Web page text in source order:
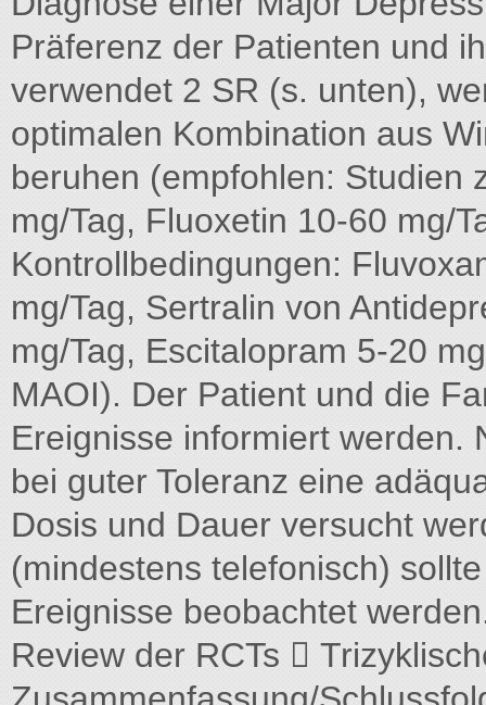
Präferenz der Patienten und
verwendet 2 SR (s. unten),
optimalen Kombination aus
beruhen (empfohlen: Studien
mg/Tag, Fluoxetin 10-60 mg/
Kontrollbedingungen:
mg/Tag, Sertralin von
mg/Tag, Escitalopram 5-20
MAOI). Der Patient und die
Ereignisse informiert werden.
bei guter Toleranz eine
Dosis und Dauer versucht
(mindestens telefonisch)
Ereignisse beobachtet
Review der RCTs 